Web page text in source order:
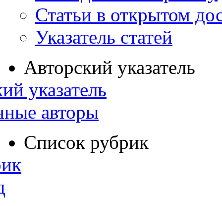
Статьи в открытом
Указатель статей
Авторский указатель
указатель
авторы
Список рубрик